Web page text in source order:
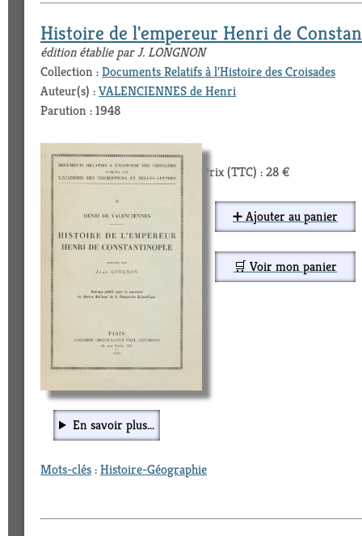
Histoire de l'empereur Henri de
édition établie par J. LONGNON
Collection :Documents Relatifs à l'Histoire des Croisades
Auteur(s) :VALENCIENNES de Henri
Parution : 1948
Prix (TTC) : 28 €
➕ Ajouter au panier
🛒 Voir mon panier
En savoir plus...
Mots-clés:Histoire-Géographie